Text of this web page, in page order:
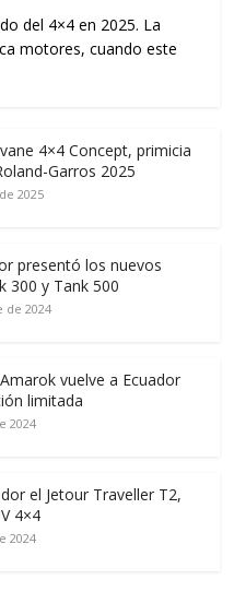
del 4×4 en 2025. La
motores, cuando este
4×4 Concept, primicia
Garros 2025
2025
presentó los nuevos
300 y Tank 500
de 2024
vuelve a Ecuador
limitada
2024
el Jetour Traveller T2,
4×4
2024